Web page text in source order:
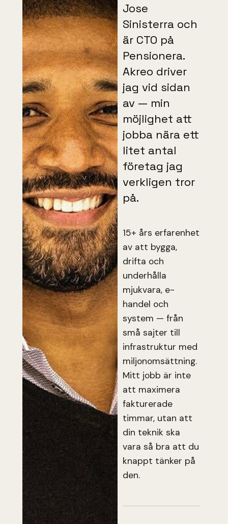
Jose
Sinisterra och
är CTO på
Pensionera.
Akreo driver
jag vid sidan
av — min
möjlighet att
jobba nära ett
litet antal
företag jag
verkligen tror
på.
15+ års erfarenhet
av att bygga,
drifta och
underhålla
mjukvara, e-
handel och
system — från
små sajter till
infrastruktur med
miljonomsättning.
Mitt jobb är inte
att maximera
fakturerade
timmar, utan att
din teknik ska
vara så bra att du
knappt tänker på
den.